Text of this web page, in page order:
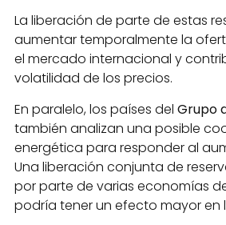
La liberación de parte de estas
aumentar temporalmente la
el mercado internacional y
volatilidad de los precios.
En paralelo, los países del Grupo
también analizan una posible
energética para responder al
Una liberación conjunta de
por parte de varias economías
podría tener un efecto mayor en